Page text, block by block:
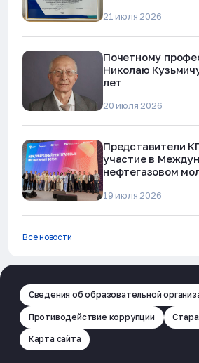
мошенничества»
21 июля 2026
Почетному
Николаю
лет
20 июля 2026
Представители
участие в
нефтегазовом
19 июля 2026
Все новости
Сведения об образовательной
Противодействие коррупции
Карта сайта